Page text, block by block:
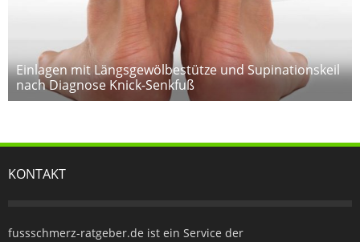
Einlagen mit Längsgewölbestütze und Supinationskeil
nach Diagnose Knick-Senkfuß
KONTAKT
fussschmerz-ratgeber.de ist ein Service der